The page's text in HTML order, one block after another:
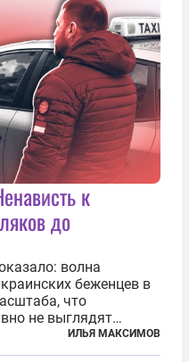
к
до
волна
беженцев в
что
не выглядят
происходящему,
от ненависти к
ИЛЬЯ МАКСИМОВ